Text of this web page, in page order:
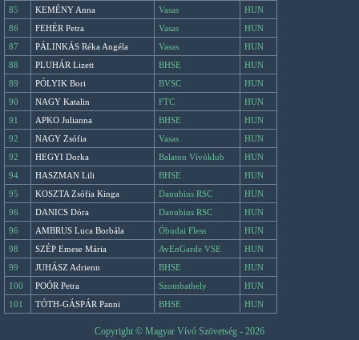
85
KEMÉNY Anna Vasas
HUN
86
FEHÉR Petra Vasas
HUN
87
PÁLINKÁS Réka Angéla Vasas
HUN
88
PLUHÁR Lizett BHSE
HUN
89
PÓLYIK Bori BVSC
HUN
90
NAGY Katalin FTC
HUN
91
APKO Julianna BHSE
HUN
92
NAGY Zsófia Vasas
HUN
92
HEGYI Dorka Balaton Vívóklub
HUN
94
HASZMAN Lili BHSE
HUN
95
KOSZTA Zsófia Kinga Danubius RSC
HUN
96
DANICS Dóra Danubius RSC
HUN
96
AMBRUS Luca Borbála Óbudai Fless
HUN
98
SZÉP Emese Mária AvEnGarde VSE
HUN
99
JUHÁSZ Adrienn BHSE
HUN
100
POÓR Petra Szombathely
HUN
101
TÓTH-GÁSPÁR Panni BHSE HUN
Copyright © Magyar Vívó Szövetség - 2026